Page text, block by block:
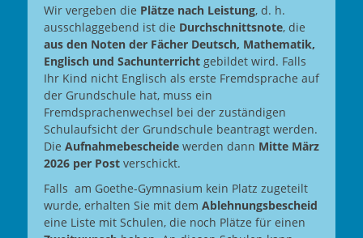
Wir vergeben die Plätze nach Leistung, d. h.
ausschlaggebend ist die Durchschnittsnote, die
aus den Noten der Fächer Deutsch, Mathematik,
Englisch und Sachunterricht gebildet wird. Falls
Ihr Kind nicht Englisch als erste Fremdsprache auf
der Grundschule hat, muss ein
Fremdsprachenwechsel bei der zuständigen
Schulaufsicht der Grundschule beantragt werden.
Die Aufnahmebescheide werden dann Mitte März
2026 per Post verschickt.
Falls am Goethe-Gymnasium kein Platz zugeteilt
wurde, erhalten Sie mit dem Ablehnungsbescheid
eine Liste mit Schulen, die noch Plätze für einen